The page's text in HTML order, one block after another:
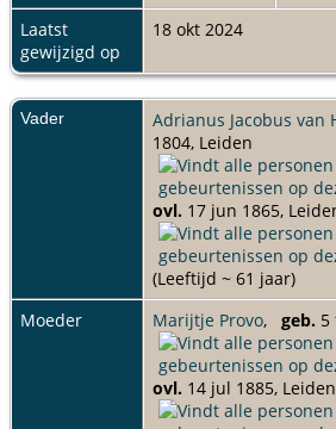
Laatst
gewijzigd op
18 okt 2024
Vader Adrianus Jacobus van
1804, Leiden
ovl. 17 jun 1865,
(Leeftijd ~ 61 jaar)
Moeder
Marijtje Provo, geb. 5
ovl. 14 jul 1885, Leiden